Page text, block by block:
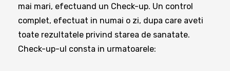
mai mari, efectuand un Check-up. Un control
complet, efectuat in numai o zi, dupa care aveti
toate rezultatele privind starea de sanatate.
Check-up-ul consta in urmatoarele: